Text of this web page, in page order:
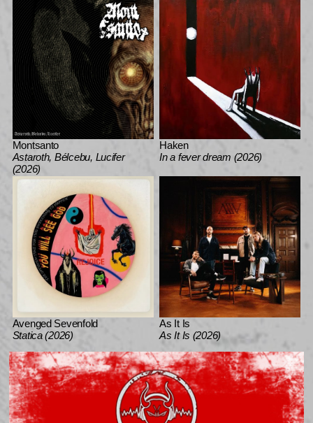
Montsanto
Astaroth, Bélcebu, Lucifer
(2026)
Haken
In a fever dream (2026)
Avenged Sevenfold
Statica (2026)
As It Is
As It Is (2026)